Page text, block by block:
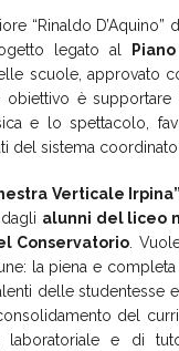
“Rinaldo
legato al
scuole, approvato
obiettivo è
e lo spettacolo,
del sistema
Verticale Irpina”
alunni del liceo
Conservatorio .
la piena e
delle studentesse
del
laboratoriale e di